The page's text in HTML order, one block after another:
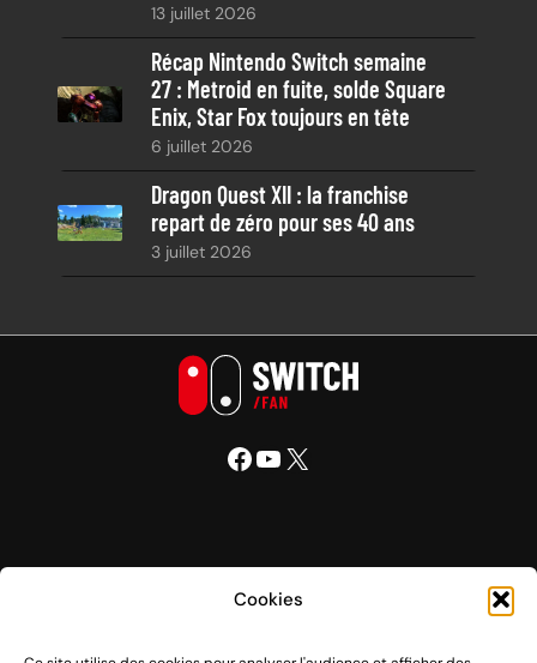
Cookies
13 juillet 2026
Récap Nintendo Switch semaine
27 : Metroid en fuite, solde Square
Enix, Star Fox toujours en tête
6 juillet 2026
Dragon Quest XII : la franchise
repart de zéro pour ses 40 ans
3 juillet 2026
Facebook YouTube X
Nintendo Switch Fan